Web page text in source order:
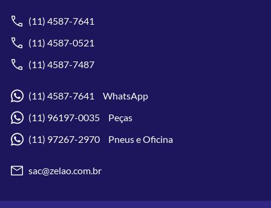
(11) 4587-7641
(11) 4587-0521
(11) 4587-7487
(11) 4587-7641 WhatsApp
(11) 96197-0035 Peças
(11) 97267-2970 Pneus e Oficina
sac@zelao.com.br